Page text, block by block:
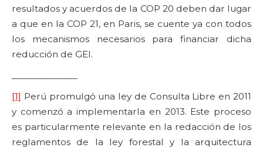
resultados y acuerdos de la COP 20 deben dar lugar
a que en la COP 21, en Paris, se cuente ya con todos
los mecanismos necesarios para financiar dicha
reducción de GEI.
[1] Perú promulgó una ley de Consulta Libre en 2011
y comenzó a implementarla en 2013. Este proceso
es particularmente relevante en la redacción de los
reglamentos de la ley forestal y la arquitectura